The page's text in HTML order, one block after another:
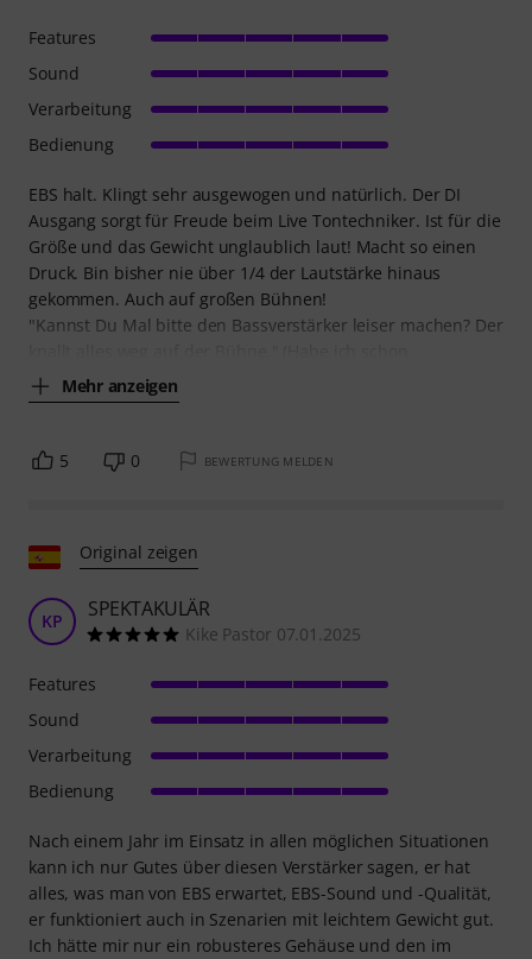
EBS halt. Klingt sehr ausgewogen und natürlich. Der DI
Ausgang sorgt für Freude beim Live Tontechniker. Ist für die
Größe und das Gewicht unglaublich laut! Macht so einen
Druck. Bin bisher nie über 1/4 der Lautstärke hinaus
gekommen. Auch auf großen Bühnen!
"Kannst Du Mal bitte den Bassverstärker leiser machen? Der
Mehr anzeigen
Features
Sound
Verarbeitung
Bedienung
5 0 BEWERTUNG MELDEN
Original zeigen
KP SPEKTAKULÄR
Kike Pastor 07.01.2025
Nach einem Jahr im Einsatz in allen möglichen Situationen
kann ich nur Gutes über diesen Verstärker sagen, er hat
alles, was man von EBS erwartet, EBS-Sound und -Qualität,
er funktioniert auch in Szenarien mit leichtem Gewicht gut.
Ich hätte mir nur ein robusteres Gehäuse und den im
Features
Sound
Verarbeitung
Bedienung